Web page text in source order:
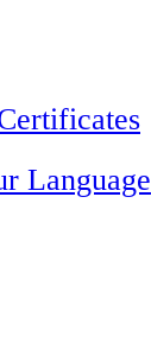
Language